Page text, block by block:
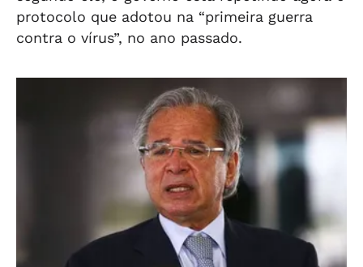
protocolo que adotou na “primeira guerra
contra o vírus”, no ano passado.